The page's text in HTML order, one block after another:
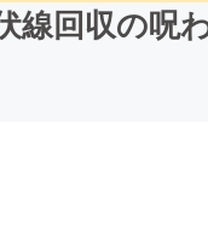
線回収の呪